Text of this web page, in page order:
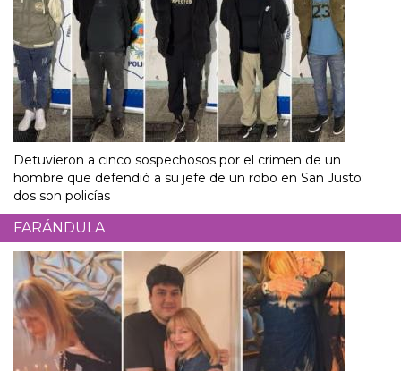
Detuvieron a cinco sospechosos por el crimen de un
hombre que defendió a su jefe de un robo en San Justo:
dos son policías
FARÁNDULA